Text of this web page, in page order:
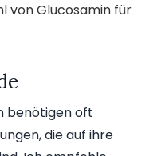
von Glucosamin für
benötigen oft
die auf ihre